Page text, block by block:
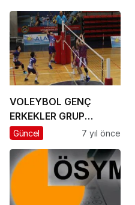
VOLEYBOL GENÇ
ERKEKLER GRUP
BİRİNCİSİ KONYA PEMA
Güncel 7 yıl önce